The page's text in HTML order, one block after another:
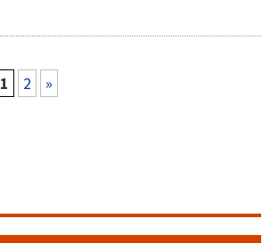
1 2 »